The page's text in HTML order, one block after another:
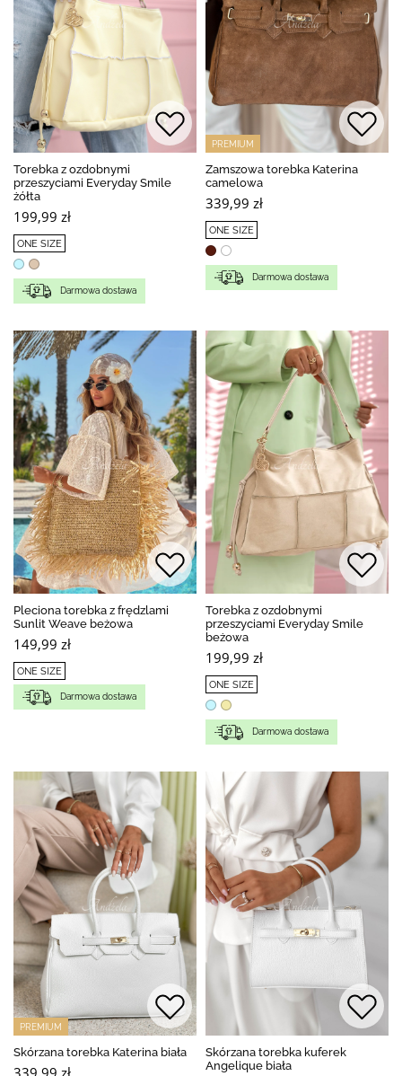
Torebka z ozdobnymi
przeszyciami Everyday Smile
żółta
199,99 zł
ONE SIZE
Darmowa dostawa
PREMIUM
Zamszowa torebka Katerina
camelowa
339,99 zł
ONE SIZE
Darmowa dostawa
Pleciona torebka z frędzlami
Sunlit Weave beżowa
149,99 zł
ONE SIZE
Darmowa dostawa
Torebka z ozdobnymi
przeszyciami Everyday Smile
beżowa
199,99 zł
ONE SIZE
Darmowa dostawa
PREMIUM
Skórzana torebka Katerina biała
339,99 zł
Skórzana torebka kuferek
Angelique biała